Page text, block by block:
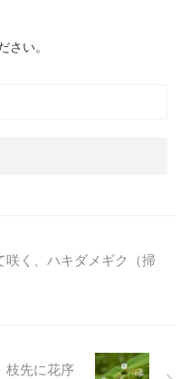
さい。
咲く、ハキダメギク（掃
枝先に花序